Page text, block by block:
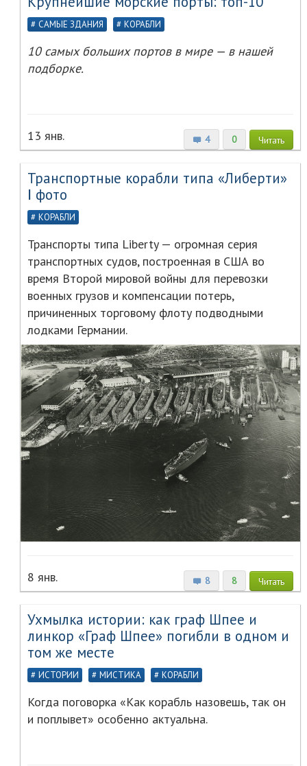
САМЫЕ ЗДАНИЯ КОРАБЛИ
10 самых больших портов в мире — в нашей
подборке.
4 0 Читать
13 янв.
Транспортные корабли типа «Либерти»
Ⅰ фото
КОРАБЛИ
Транспорты типа Liberty — огромная серия
транспортных судов, построенная в США во
время Второй мировой войны для перевозки
военных грузов и компенсации потерь,
причиненных торговому флоту подводными
лодками Германии.
8 8 Читать
8 янв.
Ухмылка истории: как граф Шпее и
линкор «Граф Шпее» погибли в одном и
том же месте
ИСТОРИИ МИСТИКА КОРАБЛИ
Когда поговорка «Как корабль назовешь, так он
и поплывет» особенно актуальна.